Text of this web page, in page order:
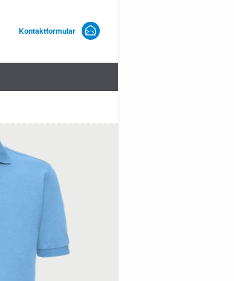
Kontaktformular